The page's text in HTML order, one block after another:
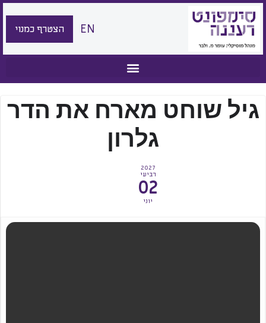
EN הצטרף כמנוי
גיל שוחט מארח את הדר
גלרון
2027
רביעי
02
יוני